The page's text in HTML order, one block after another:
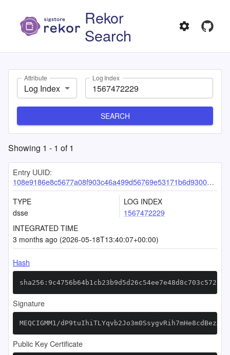
Rekor
Search
Attribute
Log Index
Log Index
SEARCH
Showing 1 - 1 of1
Entry UUID:
108e9186e8c5677a08f903c46a499d56769e53171b6d9300a924ea1df1586267ae584f3aec54c5d3
TYPE
dsse
LOG INDEX
1567472229
INTEGRATED TIME
3 months ago (2026-05-18T13:40:07+00:00)
Hash
Signature
MEQCIGMM1/
Public Key Certificate